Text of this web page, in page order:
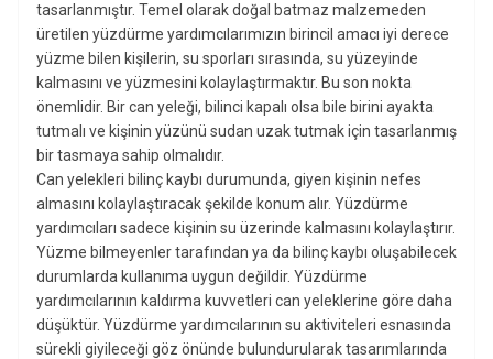
tasarlanmıştır. Temel olarak doğal batmaz malzemeden
üretilen yüzdürme yardımcılarımızın birincil amacı iyi derece
yüzme bilen kişilerin, su sporları sırasında, su yüzeyinde
kalmasını ve yüzmesini kolaylaştırmaktır. Bu son nokta
önemlidir. Bir can yeleği, bilinci kapalı olsa bile birini ayakta
tutmalı ve kişinin yüzünü sudan uzak tutmak için tasarlanmış
bir tasmaya sahip olmalıdır.
Can yelekleri bilinç kaybı durumunda, giyen kişinin nefes
almasını kolaylaştıracak şekilde konum alır. Yüzdürme
yardımcıları sadece kişinin su üzerinde kalmasını kolaylaştırır.
Yüzme bilmeyenler tarafından ya da bilinç kaybı oluşabilecek
durumlarda kullanıma uygun değildir. Yüzdürme
yardımcılarının kaldırma kuvvetleri can yeleklerine göre daha
düşüktür. Yüzdürme yardımcılarının su aktiviteleri esnasında
sürekli giyileceği göz önünde bulundurularak tasarımlarında